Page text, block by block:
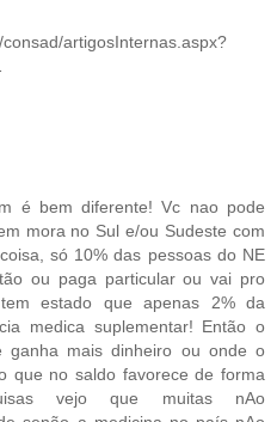
artigosInternas.aspx?
é bem diferente! Vc nao pode
mora no Sul e/ou Sudeste com
só 10% das pessoas do NE
ou paga particular ou vai pro
estado que apenas 2% da
medica suplementar! Então o
ganha mais dinheiro ou onde o
que no saldo favorece de forma
vejo que muitas nAo